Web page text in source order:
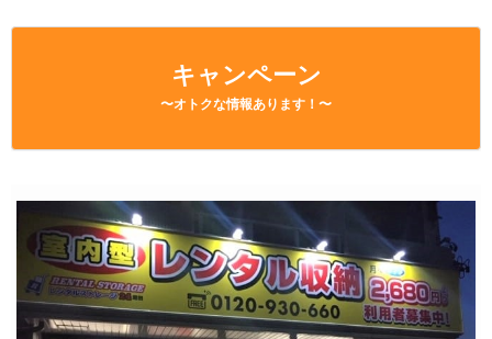
キャンペーン
〜オトクな情報あります！〜